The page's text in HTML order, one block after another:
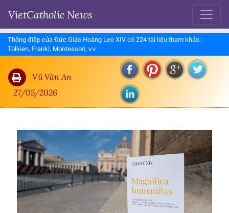
VietCatholic News
Thông điệp của Đức Giáo Hoàng Leo XIV có 224 tài liệu tham khảo:
Tolkien, Frankl, Montessori, v.v.
Vũ Văn An
27/05/2026